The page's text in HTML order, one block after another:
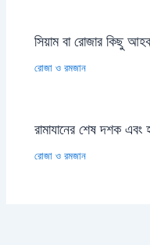
সিয়াম বা রোজার কিছু
রোজা ও রমজান
রামাযানের শেষ দশক এবং
রোজা ও রমজান